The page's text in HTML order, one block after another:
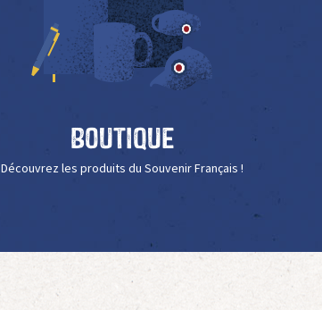
Boutique
Découvrez les produits du Souvenir Français !